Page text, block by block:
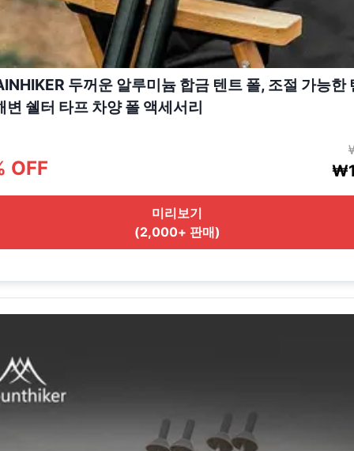
두꺼운 알루미늄 합금 텐트 폴, 조절 가능한
변 쉘터 타프 차양 폴 액세서리
OFF
미리보기
(2,000+ 판매)